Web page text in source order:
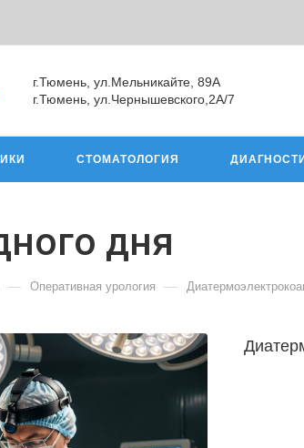
г.Тюмень, ул.Мельникайте, 89А
г.Тюмень, ул.Чернышевского,2А/7
СТОМАТОЛОГИЯ
дня
— Оперативная урология —